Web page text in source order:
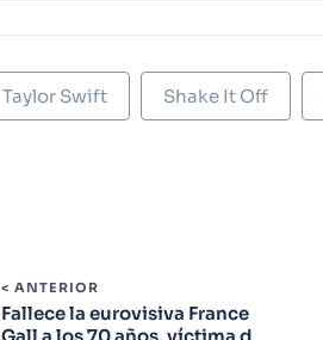
Taylor Swift Shake It Off
< ANTERIOR
Fallece la eurovisiva France
Gall a los 70 años, víctima d